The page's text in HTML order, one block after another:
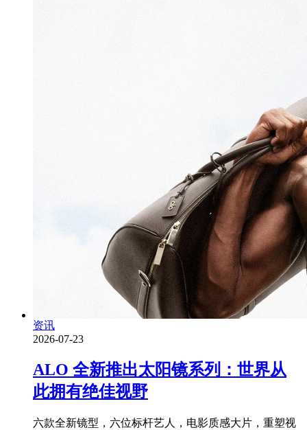
资讯
2026-07-23
ALO 全新推出太阳镜系列：世界从
此拥有绝佳视野
六款全新镜型，六位标杆艺人，电影质感大片，重塑视